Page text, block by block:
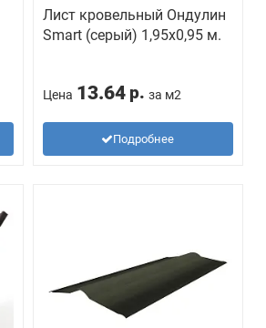
Лист кровельный Ондулин
Smart (серый) 1,95х0,95 м.
Цена 13.64 р. за м2
Подробнее